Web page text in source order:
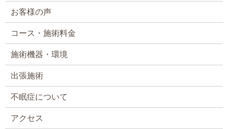
お客様の声
コース・施術料金
施術機器・環境
出張施術
不眠症について
アクセス